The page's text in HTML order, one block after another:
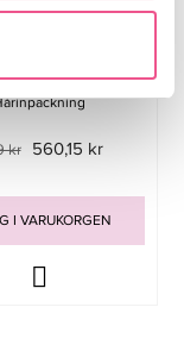
Rush Intense
kr 560,15 kr
I VARUKORGEN